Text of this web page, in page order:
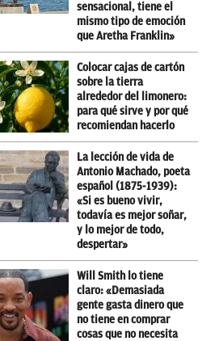
sensacional, tiene el
mismo tipo de emoción
que Aretha Franklin»
Colocar cajas de cartón
sobre la tierra
alrededor del limonero:
para qué sirve y por qué
recomiendan hacerlo
La lección de vida de
Antonio Machado, poeta
español (1875-1939):
«Si es bueno vivir,
todavía es mejor soñar,
y lo mejor de todo,
despertar»
Will Smith lo tiene
claro: «Demasiada
gente gasta dinero que
no tiene en comprar
cosas que no necesita